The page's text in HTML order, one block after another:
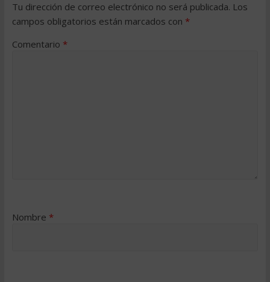
Tu dirección de correo electrónico no será publicada. Los
campos obligatorios están marcados con *
Comentario *
Nombre *